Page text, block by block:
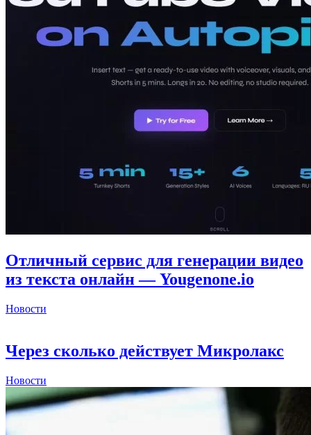
Отличный сервис для генерации видео
из текста онлайн — Yougenone.io
Новости
Через сколько действует Микролакс
Новости